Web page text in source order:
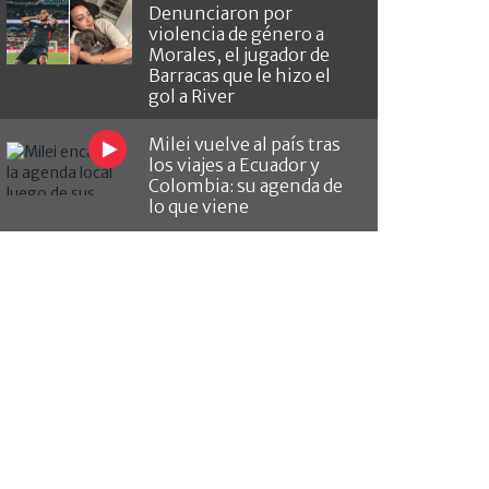
Denunciaron por
violencia de género a
Morales, el jugador de
Barracas que le hizo el
gol a River
Milei vuelve al país tras
los viajes a Ecuador y
Colombia: su agenda de
lo que viene